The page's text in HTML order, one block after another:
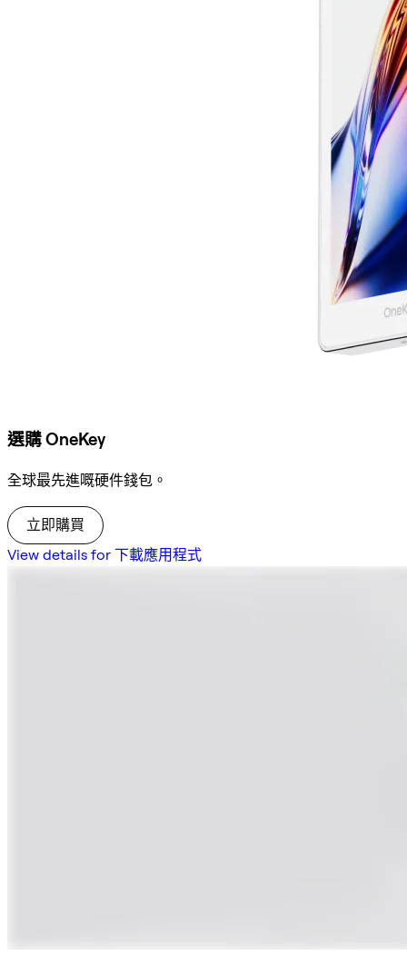
選購 OneKey
全球最先進嘅硬件錢包。
立即購買
View details for 下載應用程式